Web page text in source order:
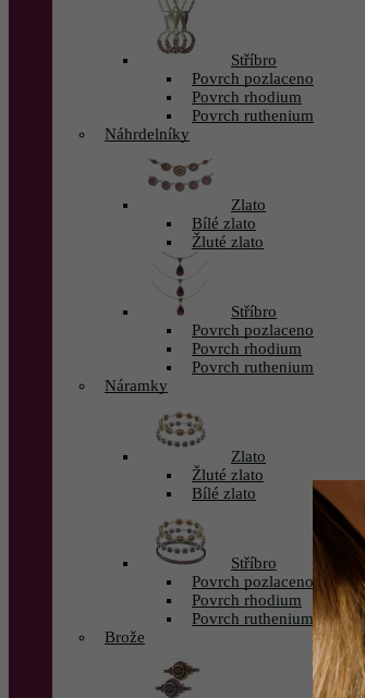
Stříbro
Povrch pozlaceno
Povrch rhodium
Povrch ruthenium
Náhrdelníky
Zlato
Bílé zlato
Žluté zlato
Stříbro
Povrch pozlaceno
Povrch rhodium
Povrch ruthenium
Náramky
Zlato
Žluté zlato
Bílé zlato
Stříbro
Povrch pozlaceno
Povrch rhodium
Povrch ruthenium
Brože